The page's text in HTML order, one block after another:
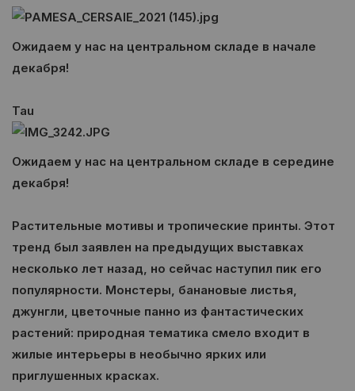
Ожидаем у нас на центральном складе в начале
декабря!
Tau
Ожидаем у нас на центральном складе в середине
декабря!
Растительные мотивы и тропические принты. Этот
тренд был заявлен на предыдущих выставках
несколько лет назад, но сейчас наступил пик его
популярности. Монстеры, банановые листья,
джунгли, цветочные панно из фантастических
растений: природная тематика смело входит в
жилые интерьеры в необычно ярких или
приглушенных красках.